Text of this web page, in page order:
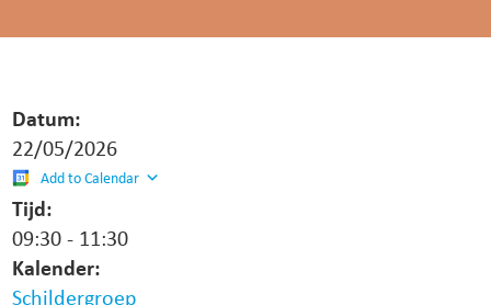
Datum:
22/05/2026
Add to Calendar
Tijd:
09:30- 11:30
Kalender:
Schildergroep